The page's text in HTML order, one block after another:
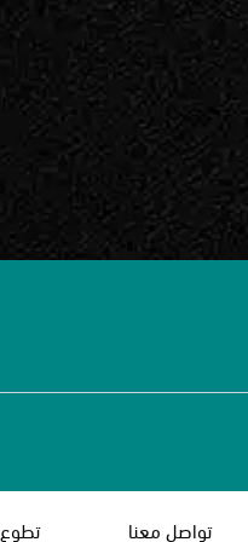
تواصل معنا تطوع